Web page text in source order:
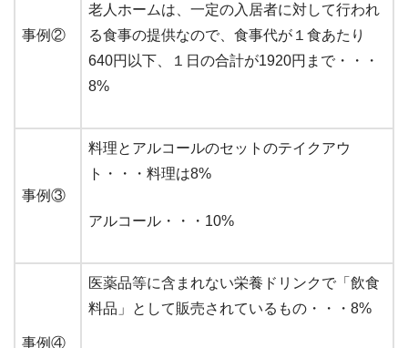
事例②
老人ホームは、一定の入居者に対して行われ
る食事の提供なので、食事代が１食あたり
640円以下、１日の合計が1920円まで・・・
8%
事例③
料理とアルコールのセットのテイクアウ
ト・・・料理は8%
アルコール・・・10%
事例④
医薬品等に含まれない栄養ドリンクで「飲食
料品」として販売されているもの・・・8%